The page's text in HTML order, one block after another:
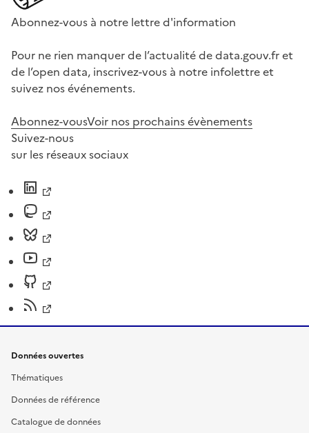
Abonnez-vous à notre lettre d'information
Pour ne rien manquer de l’actualité de data.gouv.fr et
de l’open data, inscrivez-vous à notre infolettre et
suivez nos événements.
Abonnez-vousVoir nos prochains évènements
Suivez-nous
sur les réseaux sociaux
Données ouvertes
Thématiques
Données de référence
Catalogue de données